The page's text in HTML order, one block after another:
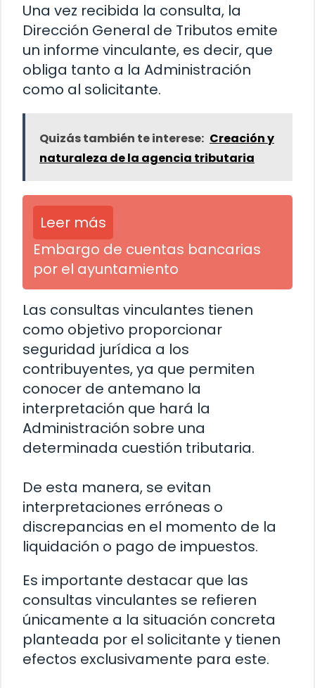
Una vez recibida la consulta, la
Dirección General de Tributos emite
un informe vinculante, es decir, que
obliga tanto a la Administración
como al solicitante.
Quizás también te interese: Creación y
naturaleza de la agencia tributaria
Leer más
Embargo de cuentas bancarias
por el ayuntamiento
Las consultas vinculantes tienen
como objetivo proporcionar
seguridad jurídica a los
contribuyentes, ya que permiten
conocer de antemano la
interpretación que hará la
Administración sobre una
determinada cuestión tributaria.
De esta manera, se evitan
interpretaciones erróneas o
discrepancias en el momento de la
liquidación o pago de impuestos.
Es importante destacar que las
consultas vinculantes se refieren
únicamente a la situación concreta
planteada por el solicitante y tienen
efectos exclusivamente para este.